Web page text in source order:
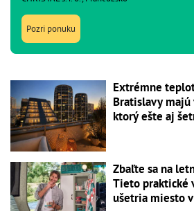
Pozri ponuku
Extrémne
Bratislavy
ktorý ešte aj
Zbaľte sa na
Tieto praktické
ušetria miesto